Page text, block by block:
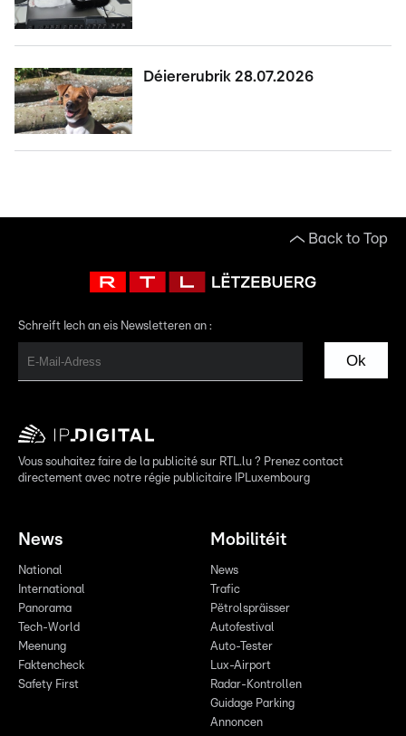
Déiererubrik 28.07.2026
Back to Top
Schreift Iech an eis Newsletteren an :
Ok
Vous souhaitez faire de la publicité sur RTL.lu ? Prenez contact
directement avec notre régie publicitaire IPLuxembourg
News
National
International
Panorama
Tech-World
Meenung
Faktencheck
Safety First
Mobilitéit
News
Trafic
Pëtrolspräisser
Autofestival
Auto-Tester
Lux-Airport
Radar-Kontrollen
Guidage Parking
Annoncen